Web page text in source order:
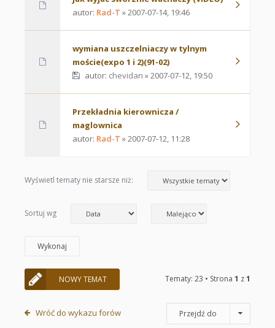
autor: Rad-T » 2007-07-14, 19:46
wymiana uszczelniaczy w tylnym
moście(expo 1 i 2)(91-02)
autor: chevidan » 2007-07-12, 19:50
Przekładnia kierownicza /
maglownica
autor: Rad-T » 2007-07-12, 11:28
Wyświetl tematy nie starsze niż:
Sortuj wg
NOWY TEMAT Tematy: 23 • Strona 1 z1
Wróć do wykazu forów Przejdź do